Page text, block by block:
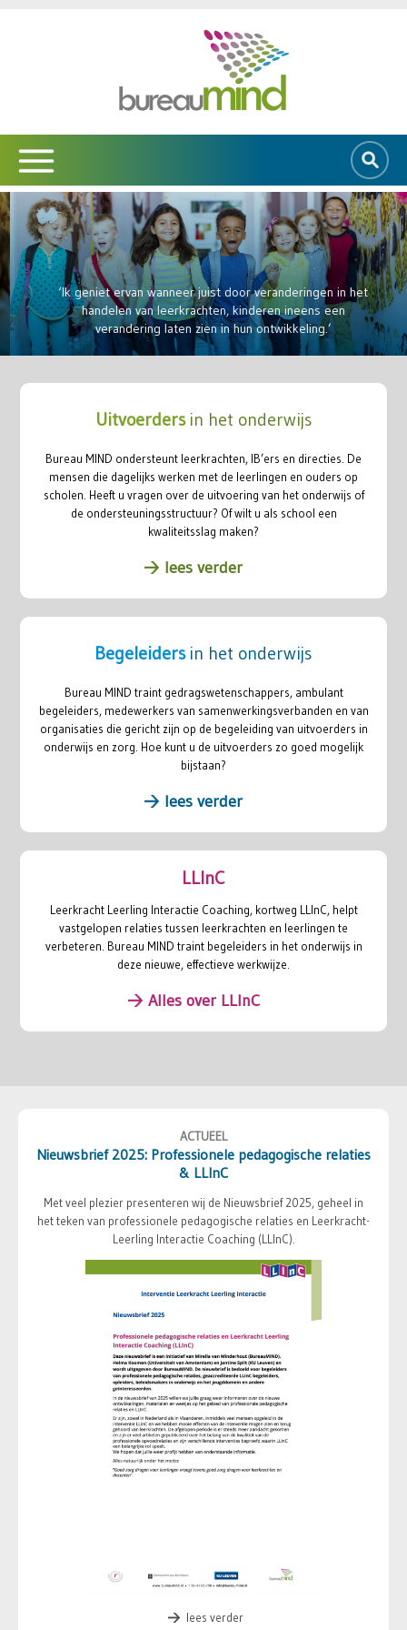
‘Ik geniet ervan wanneer juist door veranderingen in het
handelen van leerkrachten, kinderen ineens een
verandering laten zien in hun ontwikkeling.’
Uitvoerders in het onderwijs
Bureau MIND ondersteunt leerkrachten, IB’ers en directies. De
mensen die dagelijks werken met de leerlingen en ouders op
scholen. Heeft u vragen over de uitvoering van het onderwijs of
de ondersteuningsstructuur? Of wilt u als school een
kwaliteitsslag maken?
lees verder
Begeleiders in het onderwijs
Bureau MIND traint gedragswetenschappers, ambulant
begeleiders, medewerkers van samenwerkingsverbanden en van
organisaties die gericht zijn op de begeleiding van uitvoerders in
onderwijs en zorg. Hoe kunt u de uitvoerders zo goed mogelijk
bijstaan?
lees verder
LLInC
Leerkracht Leerling Interactie Coaching, kortweg LLInC, helpt
vastgelopen relaties tussen leerkrachten en leerlingen te
verbeteren. Bureau MIND traint begeleiders in het onderwijs in
deze nieuwe, effectieve werkwijze.
Alles over LLInC
ACTUEEL
Nieuwsbrief 2025: Professionele pedagogische relaties
& LLInC
Met veel plezier presenteren wij de Nieuwsbrief 2025, geheel in
het teken van professionele pedagogische relaties en Leerkracht-
Leerling Interactie Coaching (LLInC).
lees verder